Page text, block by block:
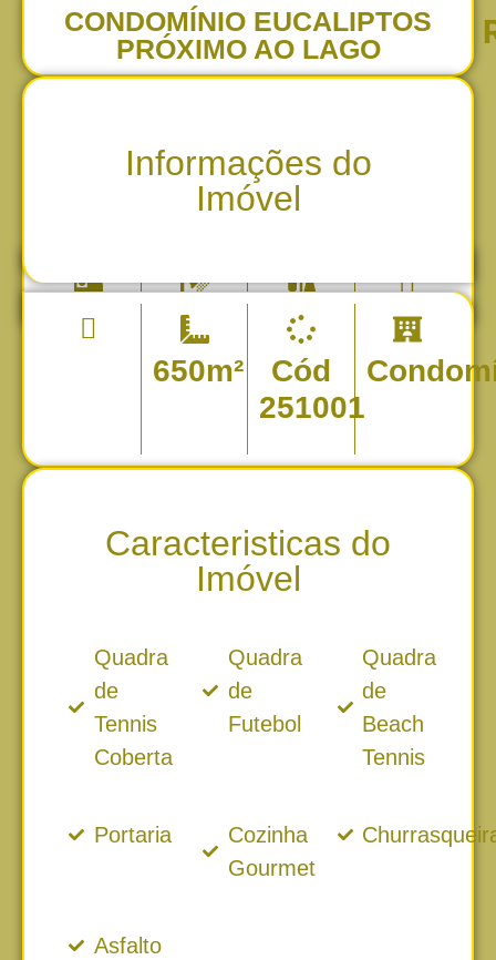
CONDOMÍNIO EUCALIPTOS
PRÓXIMO AO LAGO
Informações do
Imóvel
650m²
Cód
251001
Caracteristicas do
Imóvel
Quadra
de
Tennis
Coberta
Quadra
de
Futebol
Quadra
de
Beach
Tennis
Portaria
Cozinha
Gourmet
Asfalto